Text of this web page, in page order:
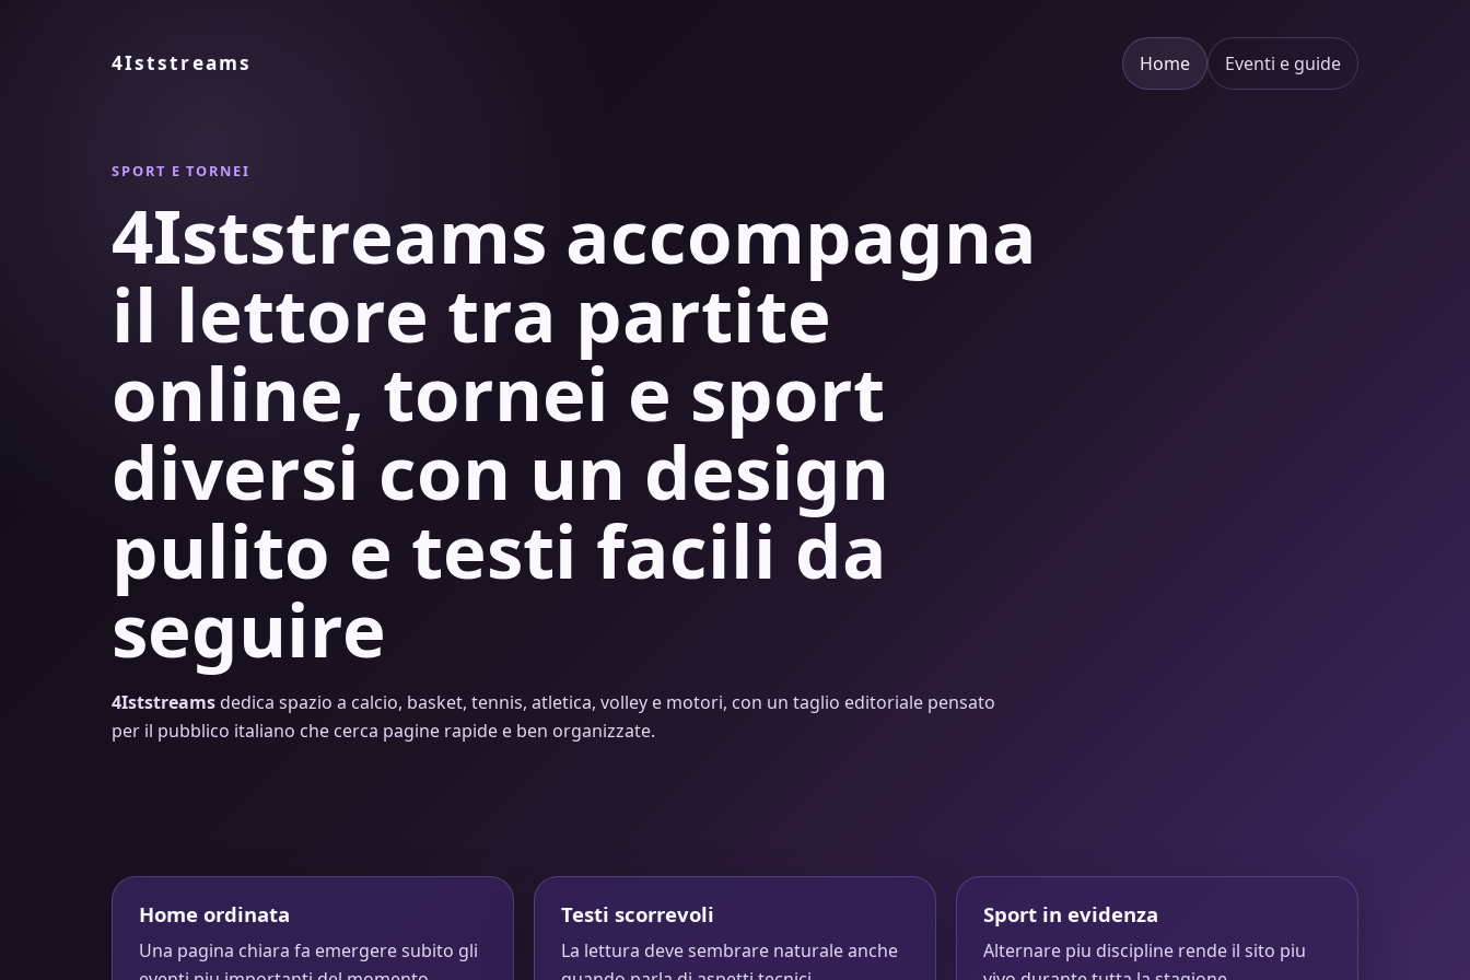
4Iststreams Home Eventi e guide
SPORT E TORNEI
4Iststreams accompagna
il lettore tra partite
online, tornei e sport
diversi con un design
pulito e testi facili da
seguire
4Iststreams dedica spazio a calcio, basket, tennis, atletica, volley e motori, con un taglio editoriale pensato
per il pubblico italiano che cerca pagine rapide e ben organizzate.
Home ordinata
Una pagina chiara fa emergere subito gli
Testi scorrevoli
La lettura deve sembrare naturale anche
Sport in evidenza
Alternare piu discipline rende il sito piu